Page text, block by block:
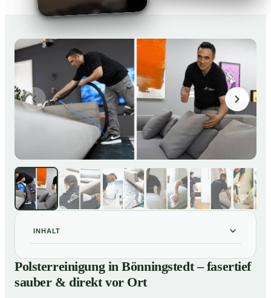
INHALT
Polsterreinigung in Bönningstedt – fasertief sauber &
direkt vor Ort
Polsterreinigung in Bönningstedt – fasertief
sauber & direkt vor Ort